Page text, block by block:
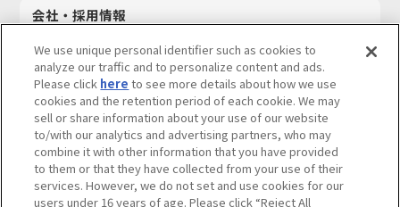
会社・採用情報
採用情報
サステナビリティ
お問い合わせ
ウェブサイトご利用条件 ソーシャルメディアポリシー
We use unique personal identifier such as cookies to
analyze our traffic and to personalize content and ads.
Please click here to see more details about how we use
cookies and the retention period of each cookie. We may
sell or share information about your use of our website
to/with our analytics and advertising partners, who may
combine it with other information that you have provided
to them or that they have collected from your use of their
services. However, we do not set and use cookies for our
users under 16 years of age. Please click “Reject All